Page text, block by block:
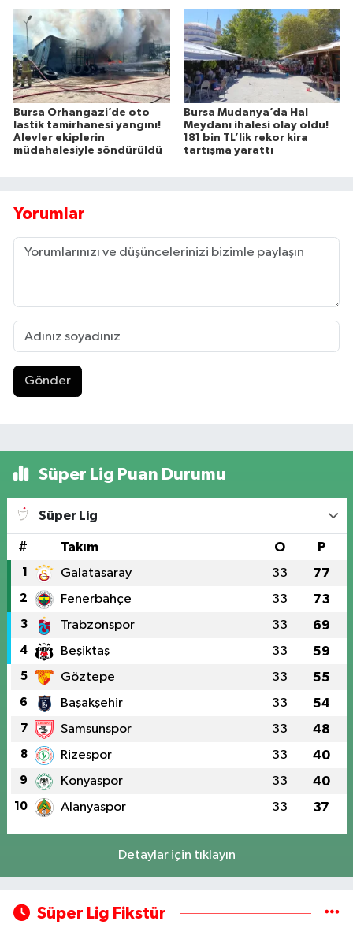
Bursa Orhangazi’de oto
lastik tamirhanesi yangını!
Alevler ekiplerin
müdahalesiyle söndürüldü
Bursa Mudanya’da Hal
Meydanı ihalesi olay oldu!
181 bin TL’lik rekor kira
tartışma yarattı
Yorumlar
Gönder
Süper Lig Puan Durumu
Süper Lig
# Takım O P
1 Galatasaray 33 77
2 Fenerbahçe 33 73
3 Trabzonspor 33 69
4 Beşiktaş 33 59
5 Göztepe 33 55
6 Başakşehir 33 54
7 Samsunspor 33 48
8 Rizespor 33 40
9 Konyaspor 33 40
10 Alanyaspor 33 37
Detaylar için tıklayın
Süper Lig Fikstür